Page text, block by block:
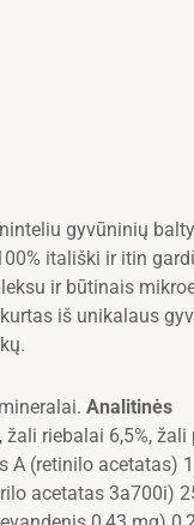
gyvūninių
itališki ir itin
ir būtinais
iš unikalaus
Analitinės
riebalai 6,5%, žali
A (retinilo acetatas)
acetatas 3a700i)